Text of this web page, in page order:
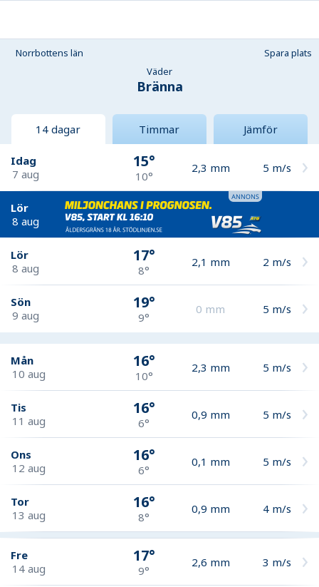
Norrbottens län
Spara plats
Väder
Bränna
14 dagar Timmar Jämför
Idag
7 aug
15°
10°
2,3 mm 5 m/s
Lör
8 aug
Lör
8 aug
17°
8°
2,1 mm 2 m/s
Sön
9 aug
19°
9°
0 mm 5 m/s
Mån
10 aug
16°
10°
2,3 mm 5 m/s
Tis
11 aug
16°
6°
0,9 mm 5 m/s
Ons
12 aug
16°
6°
0,1 mm 5 m/s
Tor
13 aug
16°
8°
0,9 mm 4 m/s
Fre
14 aug
17°
9°
2,6 mm 3 m/s